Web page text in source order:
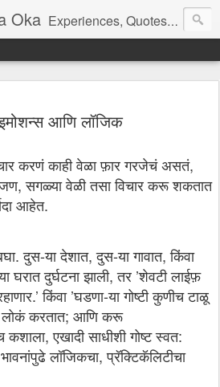
Oka Experiences, Quotes, One Liners, Articles, Stories, Travelogues, Poetry, and a lot of random thoughts and emotions. English, Marathi and the language of heart.
आणि लॉजिक
करणं काही वेळा फ़ार गरजेचं असतं,
सगळ्या वेळी तसा विचार करू शकतात
आहेत.
दुस-या देशात, दुस-या गावात, किंवा
दुर्घटना झाली, तर ’शेवटी लाईफ़
किंवा ’घडणा-या गोष्टी कुणीच टाळू
लोकं करतात; आणि करू
एखादी साधीशी गोष्ट स्वत:
लॉजिकचा, प्रॅक्टिकॅलिटीचा